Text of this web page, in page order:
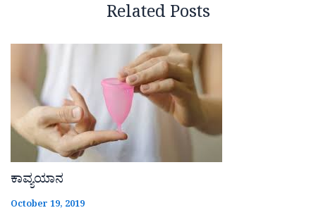
Related Posts
ಕಾವ್ಯಯಾನ
October 19, 2019